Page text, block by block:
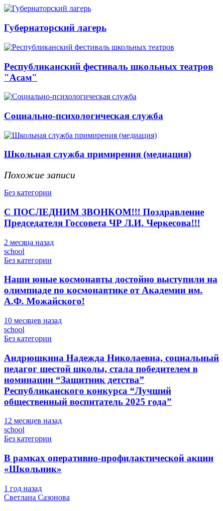
Губернаторский лагерь
Республиканский фестиваль школьных театров
"Асам"
Социально-психологическая служба
Школьная служба примирения (медиация)
Похожие записи
Без категории
С ПОСЛЕДНИМ ЗВОНКОМ!!! Поздравление
Председателя Госсовета ЧР Л.И. Черкесова!!!
2 месяца назад
school
Без категории
Наши юные космонавты достойно выступили на
олимпиаде по космонавтике от Академии им.
А.Ф. Можайского!
10 месяцев назад
school
Без категории
Андрюшкина Надежда Николаевна, социальный
педагог шестой школы, стала победителем в
номинации “Защитник детства”
Республиканского конкурса “Лучший
общественный воспитатель 2025 года”
12 месяцев назад
school
Без категории
В рамках оперативно-профилактической акции
«Школьник»
1 год назад
Светлана Сазонова